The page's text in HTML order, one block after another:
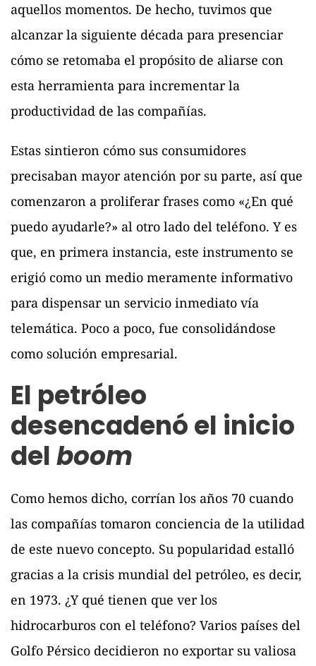
aquellos momentos. De hecho, tuvimos que
alcanzar la siguiente década para presenciar
cómo se retomaba el propósito de aliarse con
esta herramienta para incrementar la
productividad de las compañías.
Estas sintieron cómo sus consumidores
precisaban mayor atención por su parte, así que
comenzaron a proliferar frases como «¿En qué
puedo ayudarle?» al otro lado del teléfono. Y es
que, en primera instancia, este instrumento se
erigió como un medio meramente informativo
para dispensar un servicio inmediato vía
telemática. Poco a poco, fue consolidándose
como solución empresarial.
El petróleo
desencadenó el inicio
delboom
Como hemos dicho, corrían los años 70 cuando
las compañías tomaron conciencia de la utilidad
de este nuevo concepto. Su popularidad estalló
gracias a la crisis mundial del petróleo, es decir,
en 1973. ¿Y qué tienen que ver los
hidrocarburos con el teléfono? Varios países del
Golfo Pérsico decidieron no exportar su valiosa